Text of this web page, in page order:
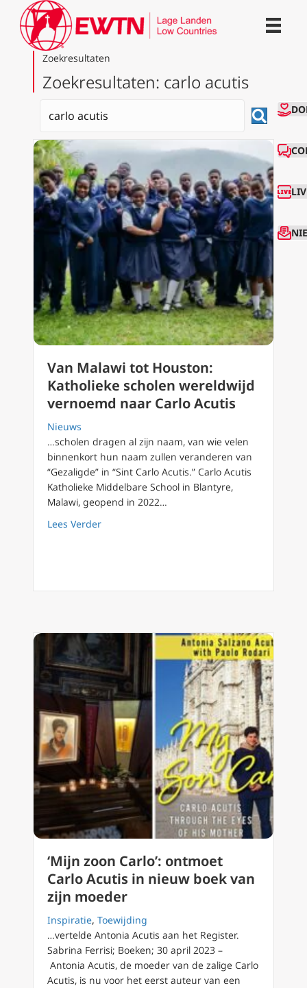
Zoekresultaten
Zoekresultaten: carlo acutis
Van Malawi tot Houston:
Katholieke scholen wereldwijd
vernoemd naar Carlo Acutis
Nieuws
…scholen dragen al zijn naam, van wie velen
binnenkort hun naam zullen veranderen van
“Gezaligde” in “Sint Carlo Acutis.” Carlo Acutis
Katholieke Middelbare School in Blantyre,
Malawi, geopend in 2022…
Lees Verderabout Van Malawi tot Houston: Katholieke
‘Mijn zoon Carlo’: ontmoet
Carlo Acutis in nieuw boek van
zijn moeder
Inspiratie, Toewijding
…vertelde Antonia Acutis aan het Register.
Sabrina Ferrisi; Boeken; 30 april 2023 –
Antonia Acutis, de moeder van de zalige Carlo
Acutis, is nu voor het eerst auteur van een